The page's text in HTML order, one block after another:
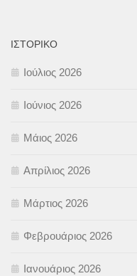
ΙΣΤΟΡΙΚΌ
Ιούλιος 2026
Ιούνιος 2026
Μάιος 2026
Απρίλιος 2026
Μάρτιος 2026
Φεβρουάριος 2026
Ιανουάριος 2026